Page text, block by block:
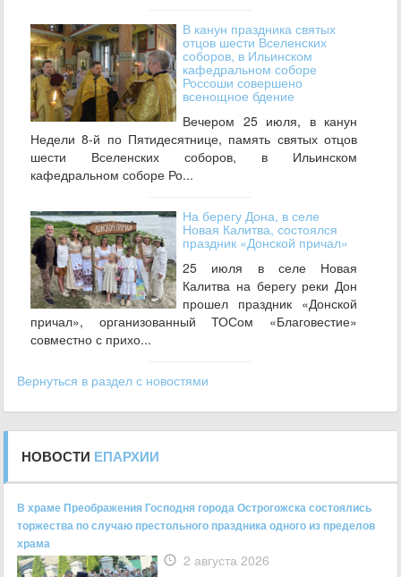
В канун праздника святых
отцов шести Вселенских
соборов, в Ильинском
кафедральном соборе
Россоши совершено
всенощное бдение
Вечером 25 июля, в канун
Недели 8-й по Пятидесятнице, память святых отцов
шести Вселенских соборов, в Ильинском
кафедральном соборе Ро...
На берегу Дона, в селе
Новая Калитва, состоялся
праздник «Донской причал»
25 июля в селе Новая
Калитва на берегу реки Дон
прошел праздник «Донской
причал», организованный ТОСом «Благовестие»
совместно с прихо...
Вернуться в раздел с новостями
НОВОСТИ ЕПАРХИИ
В храме Преображения Господня города Острогожска состоялись
торжества по случаю престольного праздника одного из пределов
храма
2 августа 2026